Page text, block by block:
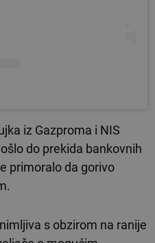
iz Gazproma i NIS
do prekida bankovnih
primoralo da gorivo
s obzirom na ranije